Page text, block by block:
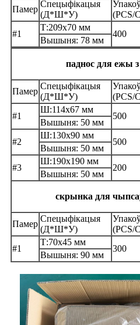
Памер
Спецыфікацыя
(Д*Ш*У)
(PCS/
#1
Т:209х70 мм
400
Вышыня: 78 мм
паднос для ежы
Памер
Спецыфікацыя
(Д*Ш*У)
(PCS/
#1
Ш:114х67 мм
500
Вышыня: 50 мм
#2
Ш:130х90 мм
500
Вышыня: 50 мм
#3
Ш:190х190 мм
200
Вышыня: 50 мм
скрынка для
Памер
Спецыфікацыя
(Д*Ш*У)
(PCS/
#1
Т:70х45 мм
300
Вышыня: 90 мм